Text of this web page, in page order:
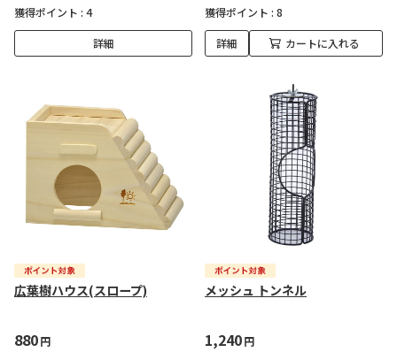
獲得ポイント : 4
詳細
獲得ポイント : 8
詳細 カートに入れる
広葉樹ハウス(スロープ)
880円
メッシュ トンネル
1,240円